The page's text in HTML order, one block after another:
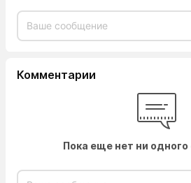
Комментарии
Пока еще нет ни